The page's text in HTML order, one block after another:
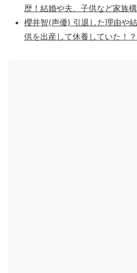
歴！結婚や夫、子供など家族構
櫻井智(声優) 引退した理由や
供を出産して休養していた！？